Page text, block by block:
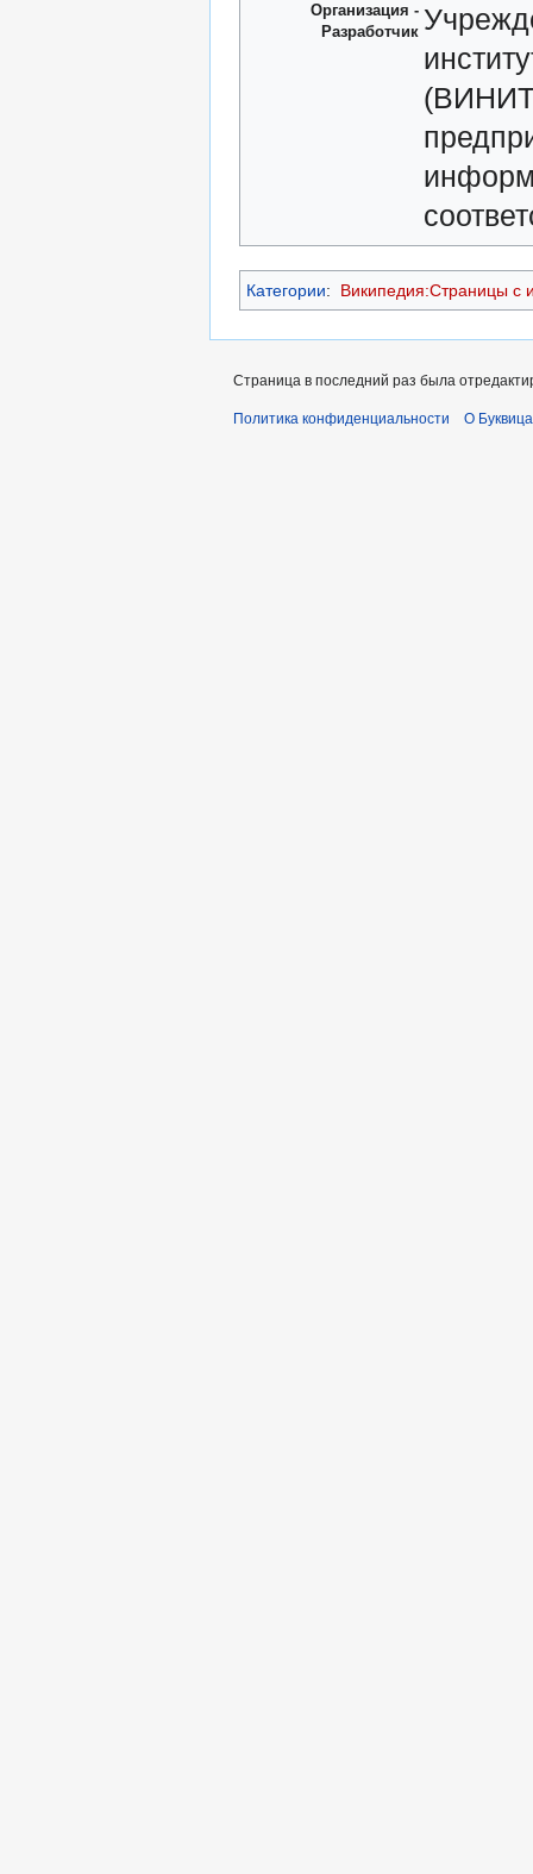
Организация -
Разработчик
Категории: Википедия:Страницы с
Страница в последний раз была
Политика конфиденциальности О Буквица